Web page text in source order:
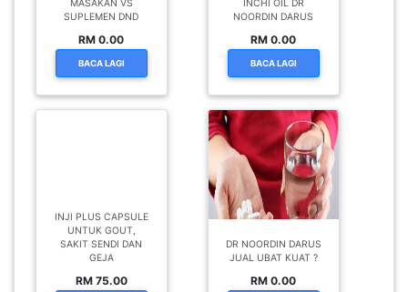
MASAKAN VS
SUPLEMEN DND
RM 0.00
BACA LAGI
INCHI OIL DR
NOORDIN DARUS
RM 0.00
BACA LAGI
INJI PLUS CAPSULE
UNTUK GOUT,
SAKIT SENDI DAN
GEJA
RM 75.00
DR NOORDIN DARUS
JUAL UBAT KUAT ?
RM 0.00